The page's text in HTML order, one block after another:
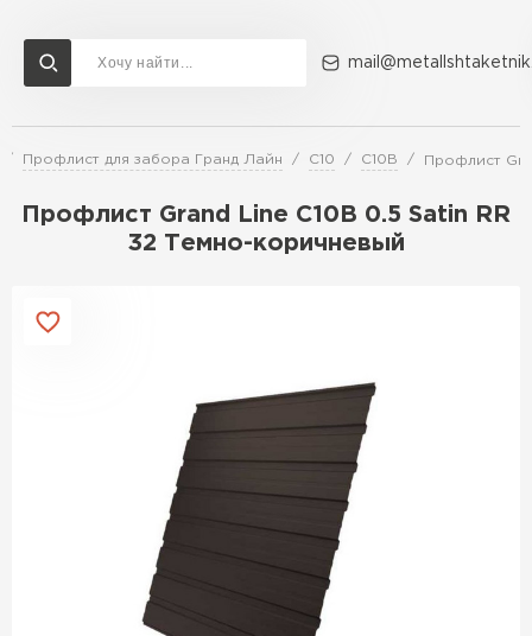
Профлист для забора Гранд Лайн С10 С10В Профлист
Профлист Grand Line C10В 0.5 Satin RR
32 Темно-коричневый
Доставка и оплата Акции О компании Контакты
Перейти в каталог